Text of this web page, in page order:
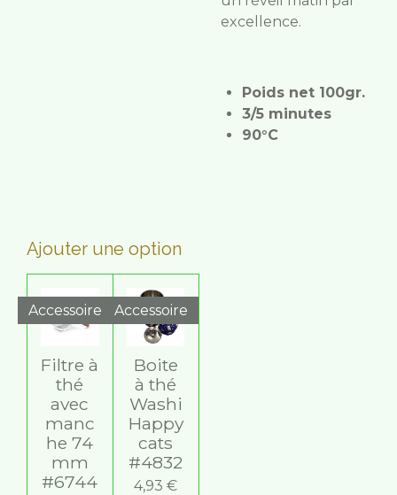
excellence.
Poids net 100gr.
3/5 minutes
90°C
Ajouter une option
Accessoire
Filtre à
thé
avec
manc
he 74
mm
#6744
Accessoire
Boite
à thé
Washi
Happy
cats
#4832
4,93 €